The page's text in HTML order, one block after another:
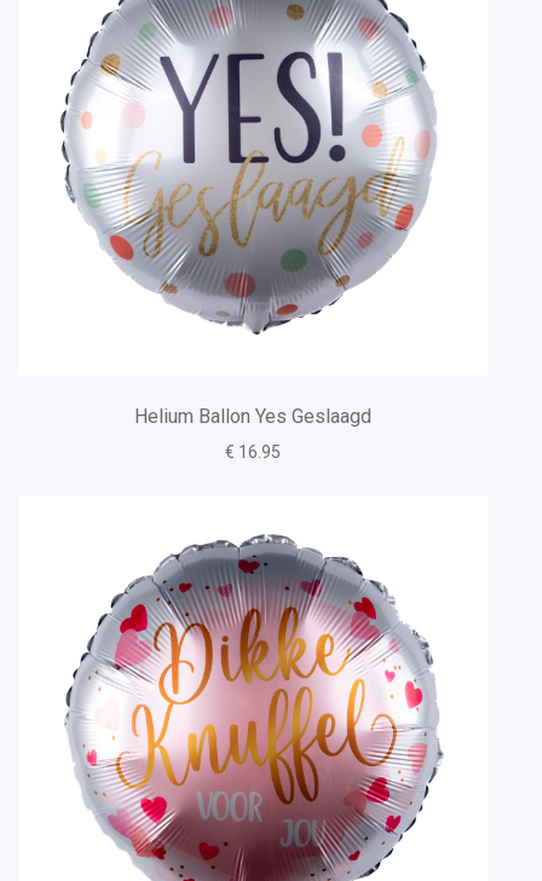
Helium Ballon Yes Geslaagd
€ 16.95